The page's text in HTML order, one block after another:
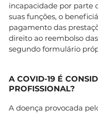
incapacidade por parte
suas funções, o
pagamento das
direito ao reembolso
segundo formulário
A COVID-19 É
PROFISSIONAL?
A doença provocada